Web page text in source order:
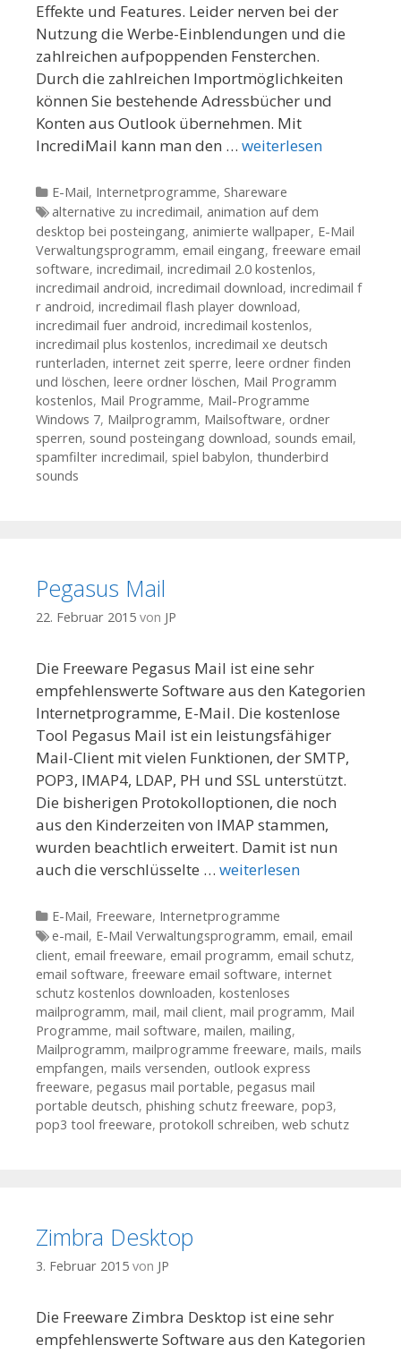
Effekte und Features. Leider nerven bei der
Nutzung die Werbe-Einblendungen und die
zahlreichen aufpoppenden Fensterchen.
Durch die zahlreichen Importmöglichkeiten
können Sie bestehende Adressbücher und
Konten aus Outlook übernehmen. Mit
IncrediMail kann man den … weiterlesen
Kategorien
E-Mail, Internetprogramme, Shareware
Tags
alternative zu incredimail, animation auf dem
desktop bei posteingang, animierte wallpaper, E-Mail
Verwaltungsprogramm, email eingang, freeware email
software, incredimail, incredimail 2.0 kostenlos,
incredimail android, incredimail download, incredimail f
r android, incredimail flash player download,
incredimail fuer android, incredimail kostenlos,
incredimail plus kostenlos, incredimail xe deutsch
runterladen, internet zeit sperre, leere ordner finden
und löschen, leere ordner löschen, Mail Programm
kostenlos, Mail Programme, Mail-Programme
Windows 7, Mailprogramm, Mailsoftware, ordner
sperren, sound posteingang download, sounds email,
spamfilter incredimail, spiel babylon, thunderbird
sounds
Pegasus Mail
22. Februar 2015 von JP
Die Freeware Pegasus Mail ist eine sehr
empfehlenswerte Software aus den Kategorien
Internetprogramme, E-Mail. Die kostenlose
Tool Pegasus Mail ist ein leistungsfähiger
Mail-Client mit vielen Funktionen, der SMTP,
POP3, IMAP4, LDAP, PH und SSL unterstützt.
Die bisherigen Protokolloptionen, die noch
aus den Kinderzeiten von IMAP stammen,
wurden beachtlich erweitert. Damit ist nun
auch die verschlüsselte … weiterlesen
Kategorien
E-Mail, Freeware, Internetprogramme
Tags
e-mail, E-Mail Verwaltungsprogramm, email, email
client, email freeware, email programm, email schutz,
email software, freeware email software, internet
schutz kostenlos downloaden, kostenloses
mailprogramm, mail, mail client, mail programm, Mail
Programme, mail software, mailen, mailing,
Mailprogramm, mailprogramme freeware, mails, mails
empfangen, mails versenden, outlook express
freeware, pegasus mail portable, pegasus mail
portable deutsch, phishing schutz freeware, pop3,
pop3 tool freeware, protokoll schreiben, web schutz
Zimbra Desktop
3. Februar 2015 von JP
Die Freeware Zimbra Desktop ist eine sehr
empfehlenswerte Software aus den Kategorien